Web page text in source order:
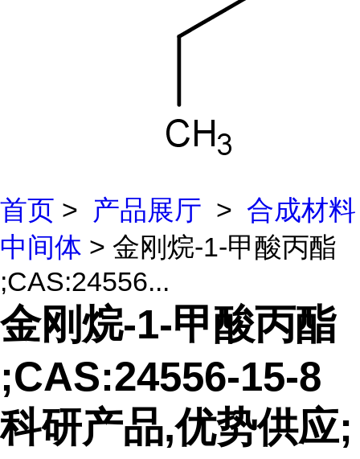
首页 > 产品展厅 > 合成材料
中间体 > 金刚烷-1-甲酸丙酯
;CAS:24556...
金刚烷-1-甲酸丙酯
;CAS:24556-15-8
科研产品,优势供应;